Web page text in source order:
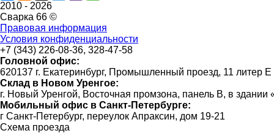
2010 - 2026
Сварка 66 ©
Правовая информация
Условия конфиденциальности
+7 (343) 226-08-36, 328-47-58
Головной офис:
620137 г. Екатеринбург, Промышленный проезд, 11 литер Е
Склад в Новом Уренгое:
г. Новый Уренгой, Восточная промзона, панель В, в
Мобильный офис в Санкт-Петербурге:
г Санкт-Петербург, переулок Апраксин, дом 19-21
Схема проезда